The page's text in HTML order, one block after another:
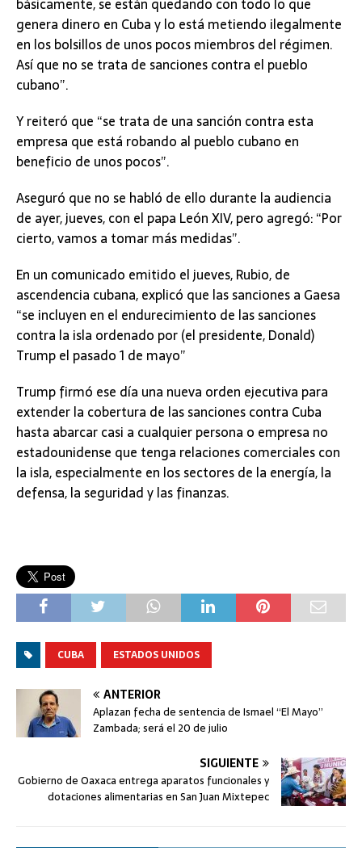
genera dinero en Cuba y lo está metiendo ilegalmente
en los bolsillos de unos pocos miembros del régimen.
Así que no se trata de sanciones contra el pueblo
cubano”.
Y reiteró que “se trata de una sanción contra esta
empresa que está robando al pueblo cubano en
beneficio de unos pocos”.
Aseguró que no se habló de ello durante la audiencia
de ayer, jueves, con el papa León XIV, pero agregó: “Por
cierto, vamos a tomar más medidas”.
En un comunicado emitido el jueves, Rubio, de
ascendencia cubana, explicó que las sanciones a Gaesa
“se incluyen en el endurecimiento de las sanciones
contra la isla ordenado por (el presidente, Donald)
Trump el pasado 1 de mayo”
Trump firmó ese día una nueva orden ejecutiva para
extender la cobertura de las sanciones contra Cuba
hasta abarcar casi a cualquier persona o empresa no
estadounidense que tenga relaciones comerciales con
la isla, especialmente en los sectores de la energía, la
defensa, la seguridad y las finanzas.
CUBA ESTADOS UNIDOS
ANTERIOR
Aplazan fecha de sentencia de Ismael “El Mayo”
Zambada; será el 20 de julio
SIGUIENTE
Gobierno de Oaxaca entrega aparatos funcionales y
dotaciones alimentarias en San Juan Mixtepec